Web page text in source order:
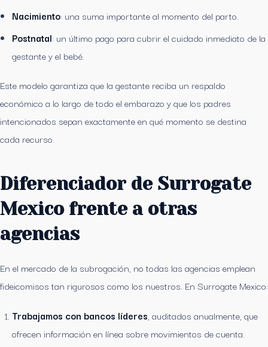
Nacimiento: una suma importante al momento del parto.
Postnatal: un último pago para cubrir el cuidado inmediato de la
gestante y el bebé.
Este modelo garantiza que la gestante reciba un respaldo
económico a lo largo de todo el embarazo y que los padres
intencionados sepan exactamente en qué momento se destina
cada recurso.
Diferenciador de Surrogate
Mexico frente a otras
agencias
En el mercado de la subrogación, no todas las agencias emplean
fideicomisos tan rigurosos como los nuestros. En Surrogate Mexico:
Trabajamos con bancos líderes, auditados anualmente, que
ofrecen información en línea sobre movimientos de cuenta.